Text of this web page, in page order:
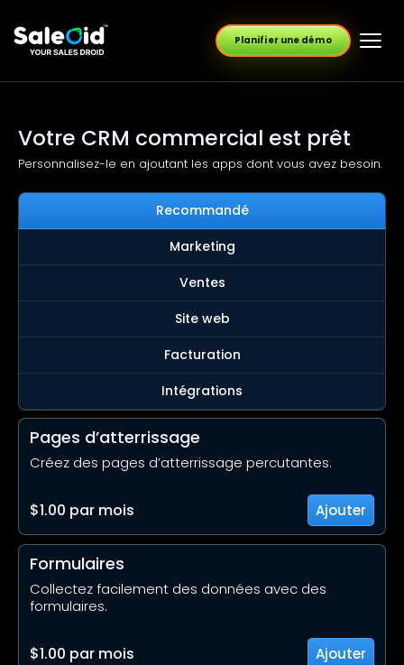
Planifier une démo
Votre CRM commercial est prêt
Personnalisez-le en ajoutant les apps dont vous avez besoin.
Recommandé
Marketing
Ventes
Site web
Facturation
Intégrations
Pages d’atterrissage
Créez des pages d’atterrissage percutantes.
$1.00 par mois Ajouter
Formulaires
Collectez facilement des données avec des
formulaires.
$1.00 par mois Ajouter